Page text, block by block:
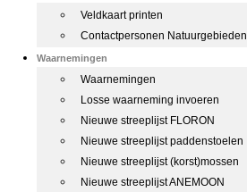
Veldkaart printen
Contactpersonen Natuurgebieden
Waarnemingen
Waarnemingen
Losse waarneming invoeren
Nieuwe streeplijst FLORON
Nieuwe streeplijst paddenstoelen
Nieuwe streeplijst (korst)mossen
Nieuwe streeplijst ANEMOON